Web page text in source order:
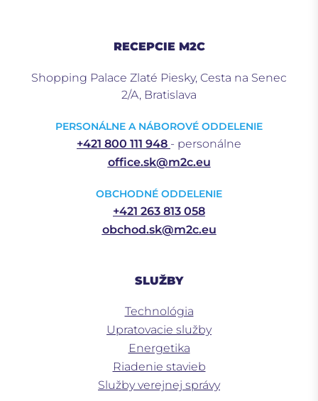
RECEPCIE M2C
Shopping Palace Zlaté Piesky, Cesta na Senec
2/A, Bratislava
PERSONÁLNE A NÁBOROVÉ ODDELENIE
+421 800 111 948 - personálne
office.sk@m2c.eu
OBCHODNÉ ODDELENIE
+421 263 813 058
obchod.sk@m2c.eu
SLUŽBY
Technológia
Upratovacie služby
Energetika
Riadenie stavieb
Služby verejnej správy